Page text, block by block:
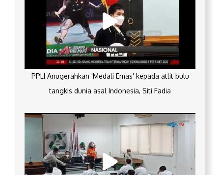
PPLI Anugerahkan 'Medali Emas' kepada atlit bulu
tangkis dunia asal Indonesia, Siti Fadia